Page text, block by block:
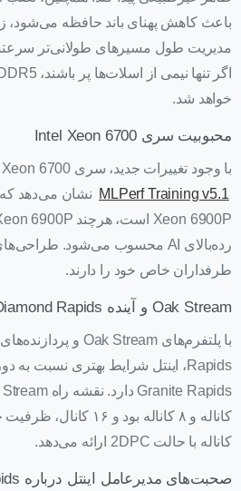
باعث کاهش پهنای باند حافظه می‌شود،
مدیریت طول مسیرهای طولانی‌تر
خواهد شد.
محبوبیت سری Intel Xeon 6700
با وجود تغییرات جدید، سری Xeon 6700 همچنان محبوب است. نتایج
MLPerf Training v5.1
طرفداران خاص خود را دارند.
Oak Stream و آینده Intel Xeon Diamond Rapids
کاناله با حالت 2DPC ارائه می‌دهد.
صحبت‌های مدیرعامل اینتل درباره Diamond Rapids